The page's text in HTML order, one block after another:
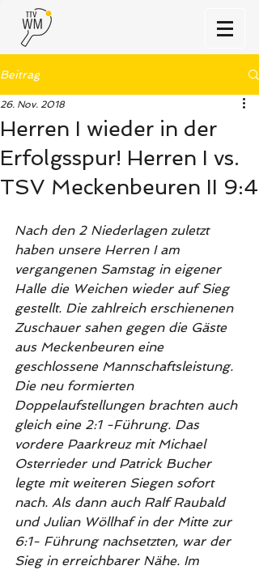
Beitrag
Herren I wieder in der
Erfolgsspur! Herren I vs.
TSV Meckenbeuren II 9:4
26. Nov. 2018
Nach den 2 Niederlagen zuletzt
haben unsere Herren I am
vergangenen Samstag in eigener
Halle die Weichen wieder auf Sieg
gestellt. Die zahlreich erschienenen
Zuschauer sahen gegen die Gäste
aus Meckenbeuren eine
geschlossene Mannschaftsleistung.
Die neu formierten
Doppelaufstellungen brachten auch
gleich eine 2:1 -Führung. Das
vordere Paarkreuz mit Michael
Osterrieder und Patrick Bucher
legte mit weiteren Siegen sofort
nach. Als dann auch Ralf Raubald
und Julian Wöllhaf in der Mitte zur
6:1- Führung nachsetzten, war der
Sieg in erreichbarer Nähe. Im